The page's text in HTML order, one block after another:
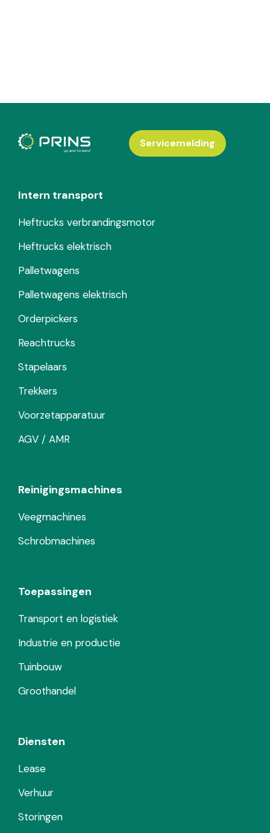
Intern transport
Heftrucks verbrandingsmotor
Heftrucks elektrisch
Palletwagens
Palletwagens elektrisch
Orderpickers
Reachtrucks
Stapelaars
Trekkers
Voorzetapparatuur
AGV / AMR
Reinigingsmachines
Veegmachines
Schrobmachines
Toepassingen
Transport en logistiek
Industrie en productie
Tuinbouw
Groothandel
Diensten
Lease
Verhuur
Storingen
Servicemelding